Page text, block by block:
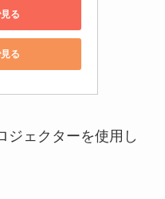
る
る
ジェクターを使用し